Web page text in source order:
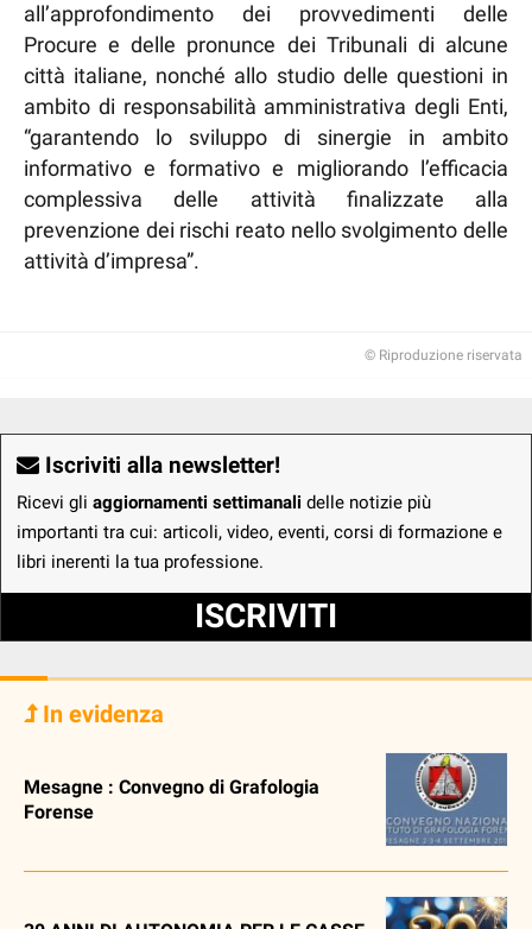
all’approfondimento dei provvedimenti delle
Procure e delle pronunce dei Tribunali di alcune
città italiane, nonché allo studio delle questioni in
ambito di responsabilità amministrativa degli Enti,
“garantendo lo sviluppo di sinergie in ambito
informativo e formativo e migliorando l’efficacia
complessiva delle attività finalizzate alla
prevenzione dei rischi reato nello svolgimento delle
attività d’impresa”.
© Riproduzione riservata
Iscriviti alla newsletter!
Ricevi gli aggiornamenti settimanali delle notizie più
importanti tra cui: articoli, video, eventi, corsi di formazione e
libri inerenti la tua professione.
ISCRIVITI
In evidenza
Mesagne : Convegno di Grafologia
Forense